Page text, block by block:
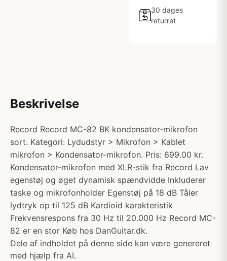
30 dages
returret
Beskrivelse
Record Record MC-82 BK kondensator-mikrofon
sort. Kategori: Lydudstyr > Mikrofon > Kablet
mikrofon > Kondensator-mikrofon. Pris: 699.00 kr.
Kondensator-mikrofon med XLR-stik fra Record Lav
egenstøj og øget dynamisk spændvidde Inkluderer
taske og mikrofonholder Egenstøj på 18 dB Tåler
lydtryk op til 125 dB Kardioid karakteristik
Frekvensrespons fra 30 Hz til 20.000 Hz Record MC-
82 er en stor Køb hos DanGuitar.dk.
Dele af indholdet på denne side kan være genereret
med hjælp fra AI.